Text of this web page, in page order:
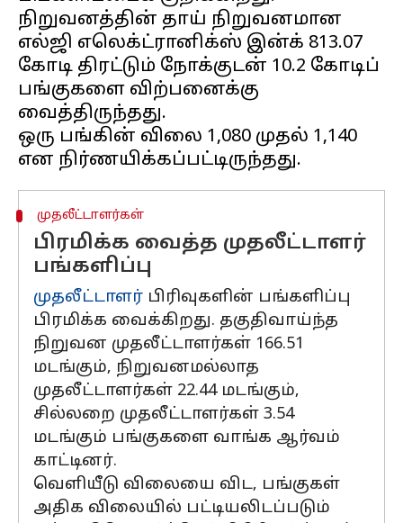
நிறுவனத்தின் தாய் நிறுவனமான
எல்ஜி எலெக்ட்ரானிக்ஸ் இன்க் ₹813.07
கோடி திரட்டும் நோக்குடன் 10.2 கோடிப்
பங்குகளை விற்பனைக்கு
வைத்திருந்தது.
ஒரு பங்கின் விலை ₹1,080 முதல் ₹1,140
முதலீட்டாளர்கள்
பிரமிக்க வைத்த முதலீட்டாளர்
பங்களிப்பு
முதலீட்டாளர் பிரிவுகளின் பங்களிப்பு
பிரமிக்க வைக்கிறது. தகுதிவாய்ந்த
நிறுவன முதலீட்டாளர்கள் 166.51
மடங்கும், நிறுவனமல்லாத
முதலீட்டாளர்கள் 22.44 மடங்கும்,
சில்லறை முதலீட்டாளர்கள் 3.54
மடங்கும் பங்குகளை வாங்க ஆர்வம்
காட்டினர்.
வெளியீடு விலையை விட, பங்குகள்
அதிக விலையில் பட்டியலிடப்படும்